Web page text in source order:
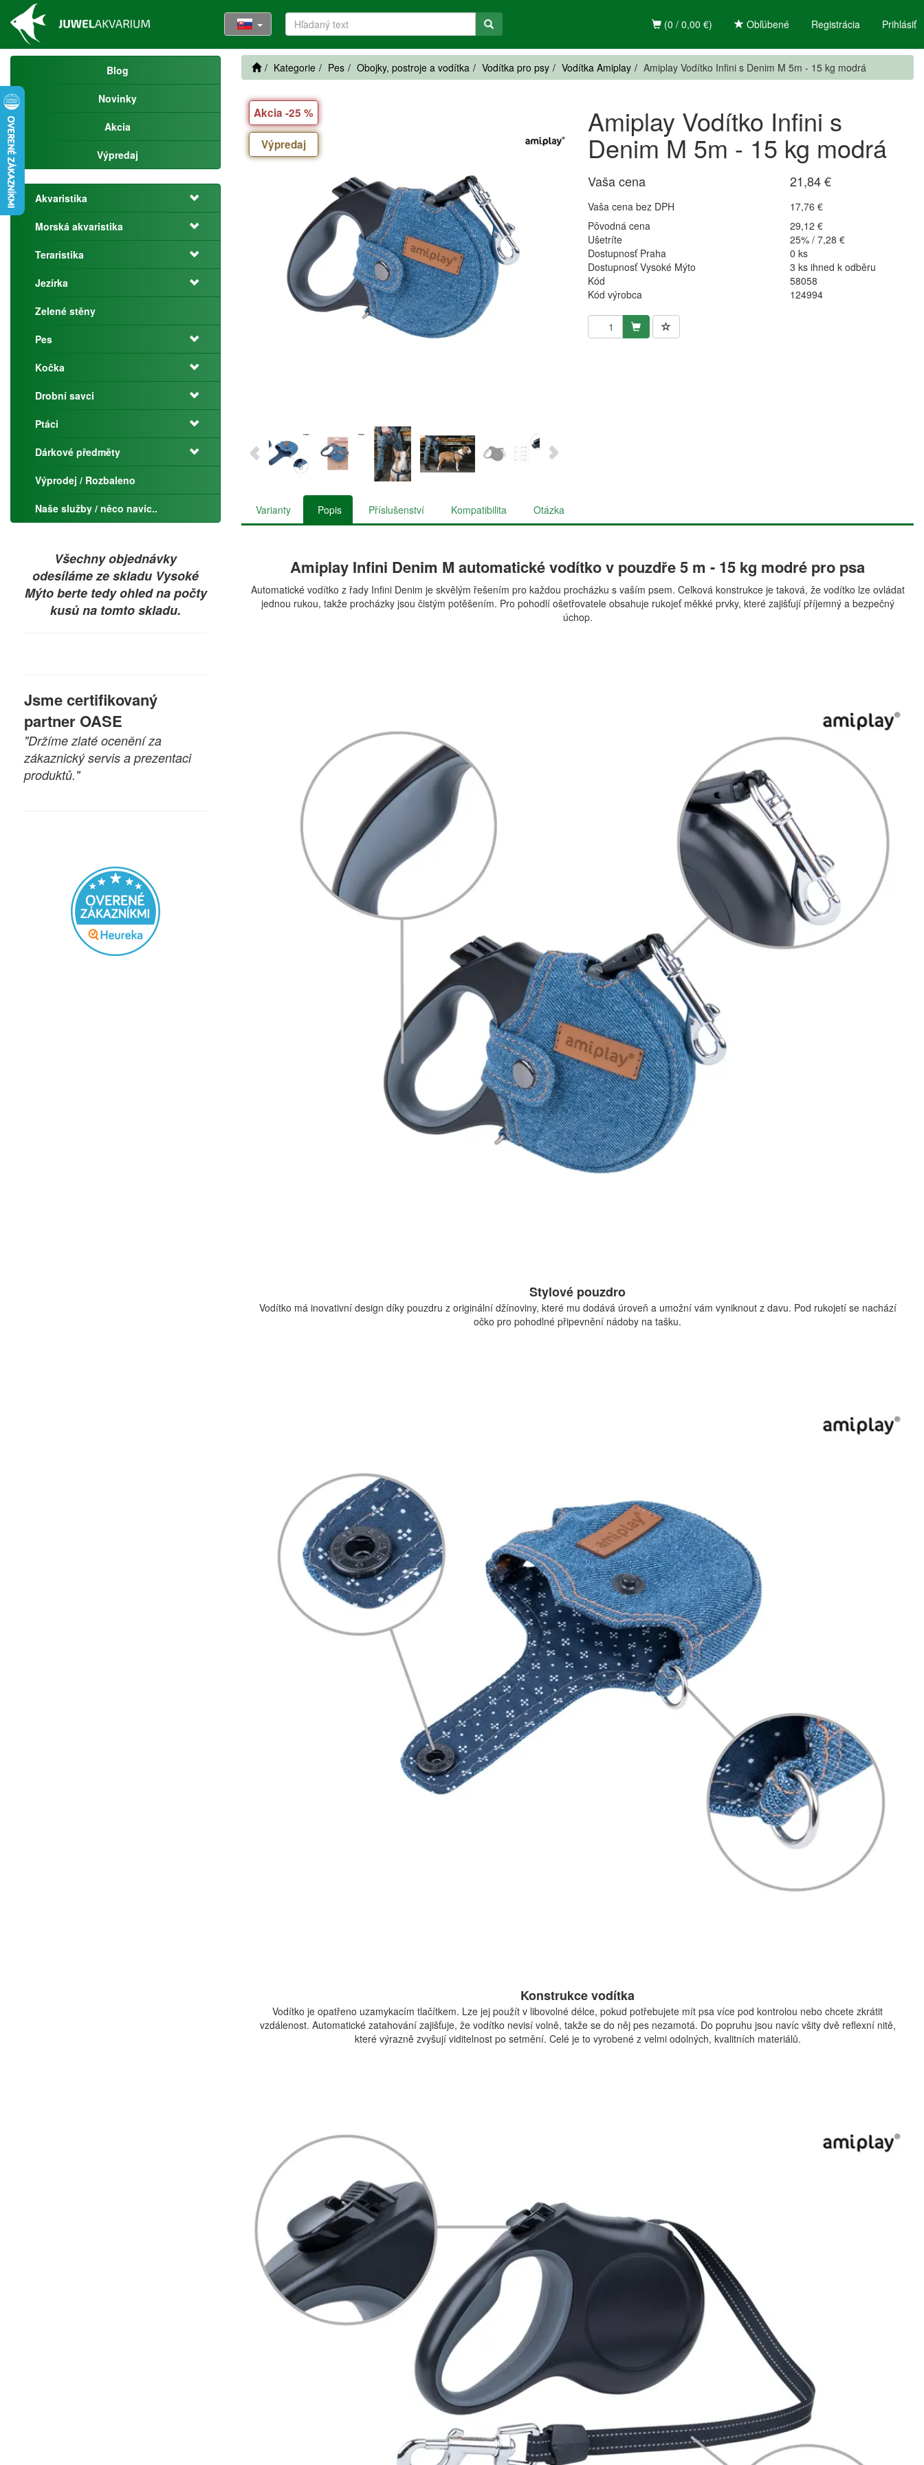
Registrácia Prihlásiť
(0 / 0,00 €) Obľúbené
Blog
Novinky
Akcia
Výpredaj
Akvaristika
Morská akvaristika
Teraristika
Jezírka
Zelené stěny
Pes
Kočka
Drobní savci
Ptáci
Dárkové předměty
Výprodej / Rozbaleno
Naše služby / něco navíc..
Všechny objednávky
odesíláme ze skladu Vysoké
Mýto berte tedy ohled na počty
kusů na tomto skladu.
Jsme certifikovaný
partner OASE
"Držíme zlaté ocenění za
zákaznický servis a prezentaci
produktů."
Kategorie Pes Obojky, postroje a vodítka Vodítka pro psy Vodítka Amiplay Amiplay Vodítko Infini s Denim M 5m - 15 kg modrá
Akcia -25 %
Výpredaj
Amiplay Vodítko Infini s
Denim M 5m - 15 kg modrá
Vaša cena 21,84 €
Vaša cena bez DPH
17,76 €
Pôvodná cena
29,12 €
Ušetríte
25% / 7,28 €
Dostupnosť Praha
0 ks
Dostupnosť Vysoké Mýto
3 ks ihned k odběru
Kód
58058
Kód výrobca
124994
Varianty Popis Příslušenství Kompatibilita Otázka
Amiplay Infini Denim M automatické vodítko v pouzdře 5 m - 15 kg modré pro psa
Automatické vodítko z řady Infini Denim je skvělým řešením pro každou procházku s vaším psem. Celková konstrukce je taková, že vodítko lze ovládat
jednou rukou, takže procházky jsou čistým potěšením. Pro pohodlí ošetřovatele obsahuje rukojeť měkké prvky, které zajišťují příjemný a bezpečný
úchop.
Stylové pouzdro
Vodítko má inovativní design díky pouzdru z originální džínoviny, které mu dodává úroveň a umožní vám vyniknout z davu. Pod rukojetí se nachází
očko pro pohodlné připevnění nádoby na tašku.
Konstrukce vodítka
Vodítko je opatřeno uzamykacím tlačítkem. Lze jej použít v libovolné délce, pokud potřebujete mít psa více pod kontrolou nebo chcete zkrátit
vzdálenost. Automatické zatahování zajišťuje, že vodítko nevisí volně, takže se do něj pes nezamotá. Do popruhu jsou navíc všity dvě reflexní nitě,
které výrazně zvyšují viditelnost po setmění. Celé je to vyrobené z velmi odolných, kvalitních materiálů.